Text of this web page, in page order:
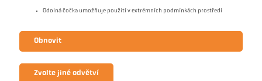
Odolná čočka umožňuje použití v extrémních podmínkách prostředí
Obnovit
Zvolte jiné odvětví